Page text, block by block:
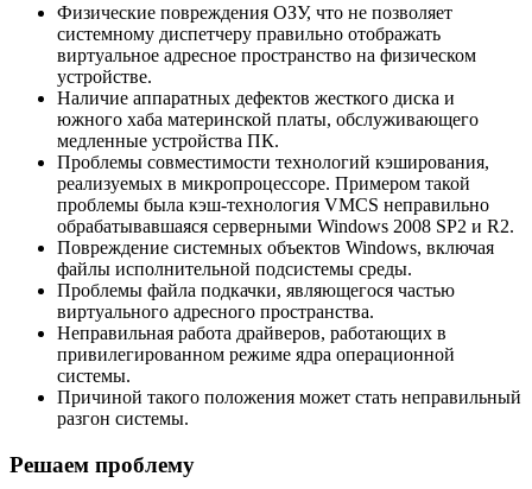
Физические повреждения ОЗУ, что не позволяет
системному диспетчеру правильно отображать
виртуальное адресное пространство на физическом
устройстве.
Наличие аппаратных дефектов жесткого диска и
южного хаба материнской платы, обслуживающего
медленные устройства ПК.
Проблемы совместимости технологий кэширования,
реализуемых в микропроцессоре. Примером такой
проблемы была кэш-технология VMCS неправильно
обрабатывавшаяся серверными Windows 2008 SP2 и R2.
Повреждение системных объектов Windows, включая
файлы исполнительной подсистемы среды.
Проблемы файла подкачки, являющегося частью
виртуального адресного пространства.
Неправильная работа драйверов, работающих в
привилегированном режиме ядра операционной
системы.
Причиной такого положения может стать неправильный
разгон системы.
Решаем проблему